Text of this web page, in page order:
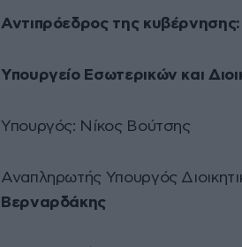
Αντιπρόεδρος της κυβέρνησης:
Υπουργείο Εσωτερικών και
Υπουργός: Νίκος Βούτσης
Αναπληρωτής Υπουργός
Βερναρδάκης